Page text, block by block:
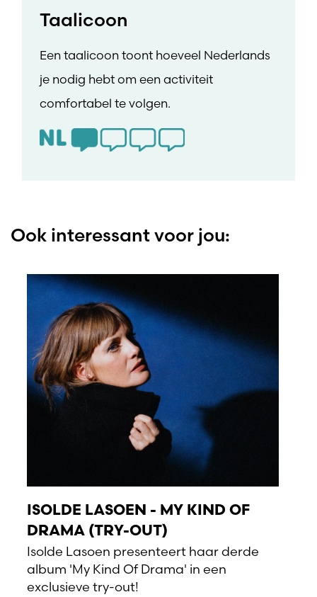
Taalicoon
Een taalicoon toont hoeveel Nederlands
je nodig hebt om een activiteit
comfortabel te volgen.
Ook interessant voor jou:
ISOLDE LASOEN - MY KIND OF
DRAMA (TRY-OUT)
Isolde Lasoen presenteert haar derde
album 'My Kind Of Drama' in een
exclusieve try-out!